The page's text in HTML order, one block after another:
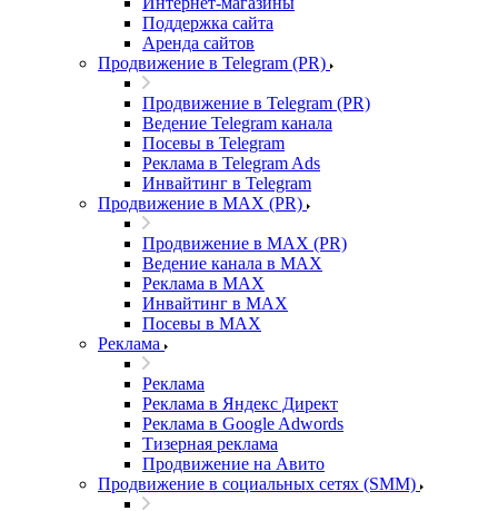
Поддержка сайта
Аренда сайтов
Продвижение в Telegram (PR)
Продвижение в Telegram (PR)
Ведение Telegram канала
Посевы в Telegram
Реклама в Telegram Ads
Инвайтинг в Telegram
Продвижение в MAX (PR)
Продвижение в MAX (PR)
Ведение канала в MAX
Реклама в MAX
Инвайтинг в MAX
Посевы в MAX
Реклама
Реклама
Реклама в Яндекс Директ
Реклама в Google Adwords
Тизерная реклама
Продвижение на Авито
Продвижение в социальных сетях (SMM)